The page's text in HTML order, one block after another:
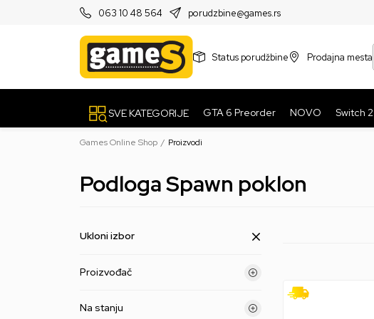
063 10 48 564 porudzbine@games.rs
PRODAVNICE
Status porudžbine Prodajna mesta
SVE KATEGORIJE GTA 6 Preorder NOVO Switch 2
Games Online Shop Proizvodi
Podloga Spawn poklon
Ukloni izbor
Proizvođač
Na stanju